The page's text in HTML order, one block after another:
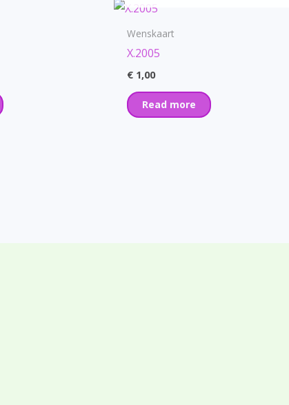
Wenskaart
X.2005
€ 1,00
Read more